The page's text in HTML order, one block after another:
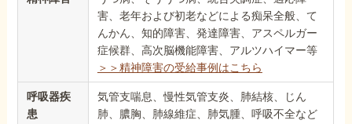
害、老年および初老などによる痴呆全般、て
んかん、知的障害、発達障害、アスペルガー
症候群、高次脳機能障害、アルツハイマー等
＞＞精神障害の受給事例はこちら
呼吸器疾
患
気管支喘息、慢性気管支炎、肺結核、じん
肺、膿胸、肺線維症、肺気腫、呼吸不全など